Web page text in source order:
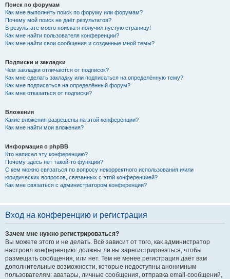
Поиск по форумам
Как мне выполнить поиск по форуму или форумам?
Почему мой поиск не даёт результатов?
В результате моего поиска я получил пустую страницу!
Как мне найти пользователя конференции?
Как мне найти свои сообщения и созданные мной темы?
Подписки и закладки
Чем закладки отличаются от подписок?
Как мне сделать закладку или подписаться на определённую тему?
Как мне подписаться на определённый форум?
Как мне отказаться от подписки?
Вложения
Какие вложения разрешены на этой конференции?
Как мне найти мои вложения?
Информация о phpBB
Кто написал эту конференцию?
Почему здесь нет такой-то функции?
С кем можно связаться по вопросу некорректного использования и/или
юридических вопросов, связанных с этой конференцией?
Как мне связаться с администратором конференции?
Вход на конференцию и регистрация
Зачем мне нужно регистрироваться?
Вы можете этого и не делать. Всё зависит от того, как администратор
настроил конференцию: должны ли вы зарегистрироваться, чтобы
размещать сообщения, или нет. Тем не менее регистрация даёт вам
дополнительные возможности, которые недоступны анонимным
пользователям: аватары, личные сообщения, отправка email-сообщений,